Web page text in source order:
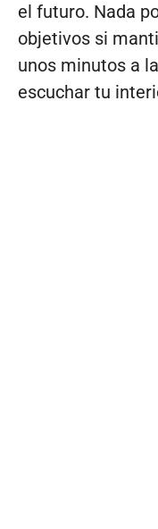
el futuro. Nada
objetivos si
unos minutos a
escuchar tu